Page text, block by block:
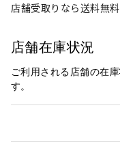
店舗受取りなら送料無料
店舗在庫状況
ご利用される店舗の在
す。